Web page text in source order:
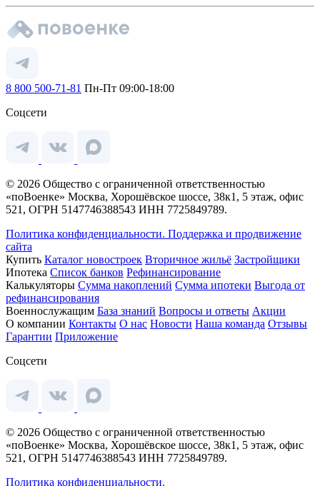
8 800 500-71-81 Пн-Пт 09:00-18:00
Соцсети
© 2026 Общество с ограниченной ответственностью
«поВоенке» Москва, Хорошёвское шоссе, 38к1, 5 этаж, офис
521, ОГРН 5147746388543 ИНН 7725849789.
Политика конфиденциальности. Поддержка и продвижение
сайта
Купить Каталог новостроек Вторичное жильё Застройщики
Ипотека Список банков Рефинансирование
Калькуляторы Сумма накоплений Сумма ипотеки Выгода от
рефинансирования
Военнослужащим База знаний Вопросы и ответы Акции
О компании Контакты О нас Новости Наша команда Отзывы
Гарантии Приложение
Соцсети
© 2026 Общество с ограниченной ответственностью
«поВоенке» Москва, Хорошёвское шоссе, 38к1, 5 этаж, офис
521, ОГРН 5147746388543 ИНН 7725849789.
Политика конфиденциальности.